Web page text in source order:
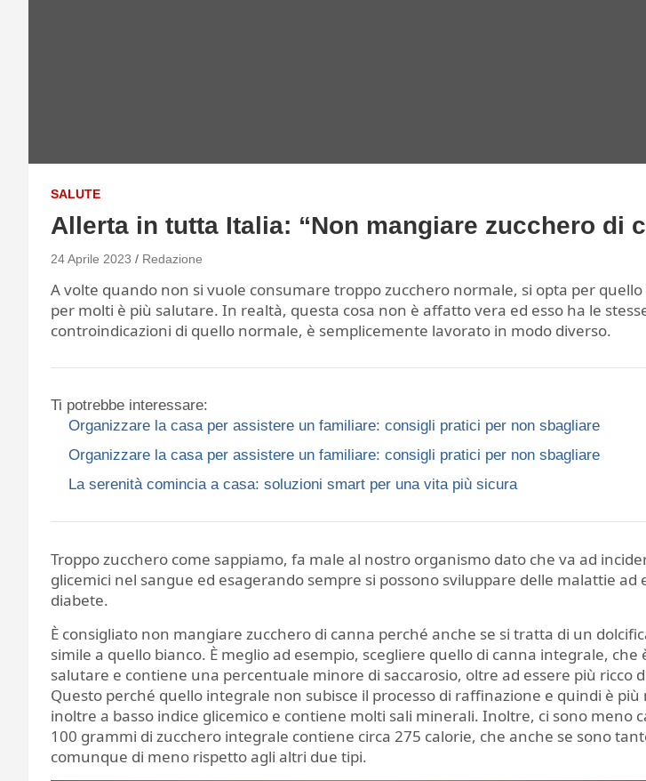
SALUTE
Allerta in tutta Italia: “Non mangiare zucchero di
24 Aprile 2023 Redazione
A volte quando non si vuole consumare troppo zucchero normale, si opta per quello
per molti è più salutare. In realtà, questa cosa non è affatto vera ed esso ha le
controindicazioni di quello normale, è semplicemente lavorato in modo diverso.
Ti potrebbe interessare:
Organizzare la casa per assistere un familiare: consigli pratici per non sbagliare
Organizzare la casa per assistere un familiare: consigli pratici per non sbagliare
La serenità comincia a casa: soluzioni smart per una vita più sicura
Troppo zucchero come sappiamo, fa male al nostro organismo dato che va ad
glicemici nel sangue ed esagerando sempre si possono sviluppare delle malattie ad
diabete.
È consigliato non mangiare zucchero di canna perché anche se si tratta di un
simile a quello bianco. È meglio ad esempio, scegliere quello di canna integrale, che
salutare e contiene una percentuale minore di saccarosio, oltre ad essere più ricco
Questo perché quello integrale non subisce il processo di raffinazione e quindi è più
inoltre a basso indice glicemico e contiene molti sali minerali. Inoltre, ci sono meno
100 grammi di zucchero integrale contiene circa 275 calorie, che anche se sono
comunque di meno rispetto agli altri due tipi.